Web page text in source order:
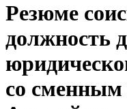
Резюме
должность
со